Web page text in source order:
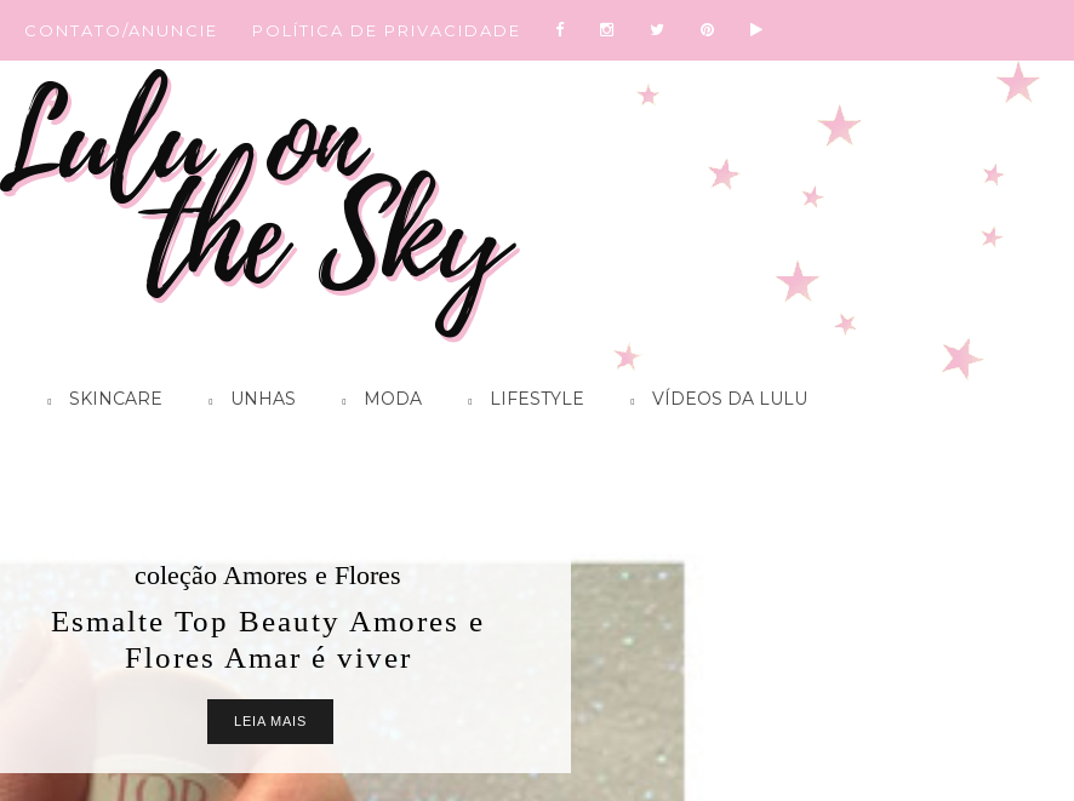
CONTATO/ANUNCIE POLÍTICA DE PRIVACIDADE
SKINCARE UNHAS MODA LIFESTYLE VÍDEOS DA LULU
coleção Amores e Flores
Esmalte Top Beauty Amores e
Flores Amar é viver
LEIA MAIS